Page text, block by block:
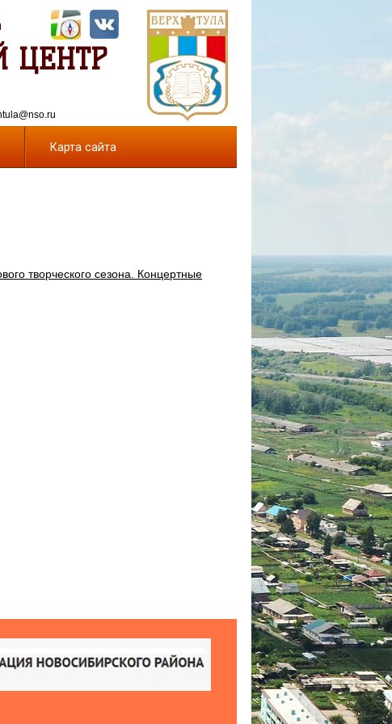
ЦЕНТР
Карта сайта
творческого сезона. Концертные